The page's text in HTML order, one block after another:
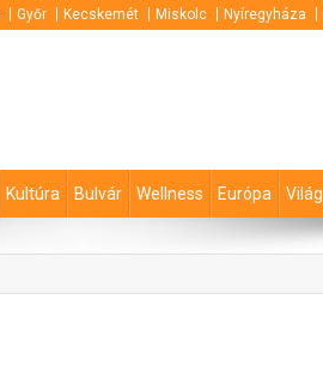
Győr Kecskemét Miskolc Nyíregyháza
Kultúra Bulvár Wellness Európa Világ